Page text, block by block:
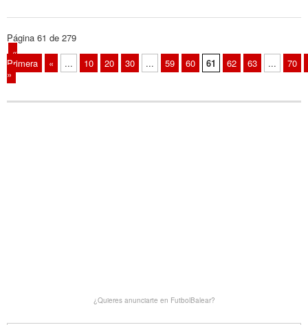
Página 61 de 279
«
Primera
« ... 10 20 30 ... 59 60 61 62 63 ...
70
»
¿Quieres anunciarte en FutbolBalear?